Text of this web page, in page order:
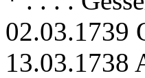
02.03.1739
13.03.1738